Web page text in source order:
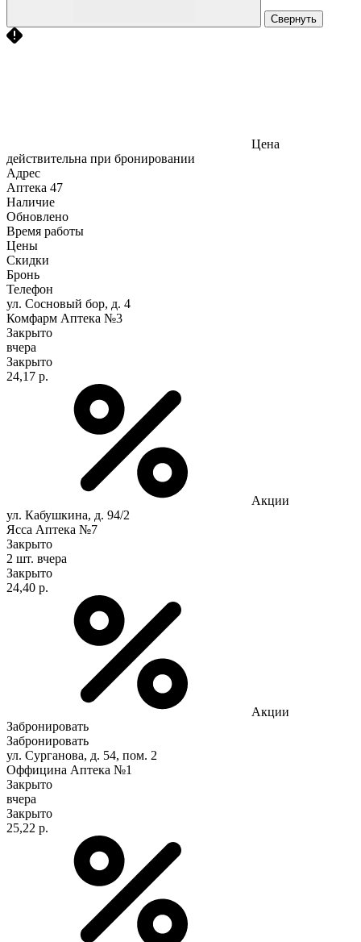
Свернуть
Цена
действительна при бронировании
Адрес
Аптека 47
Наличие
Обновлено
Время работы
Цены
Скидки
Бронь
Телефон
ул. Сосновый бор, д. 4
Комфарм Аптека №3
Закрыто
вчера
Закрыто
24,17 р.
Акции
ул. Кабушкина, д. 94/2
Ясса Аптека №7
Закрыто
2 шт. вчера
Закрыто
24,40 р.
Акции
Забронировать
Забронировать
ул. Сурганова, д. 54, пом. 2
Оффицина Аптека №1
Закрыто
вчера
Закрыто
25,22 р.